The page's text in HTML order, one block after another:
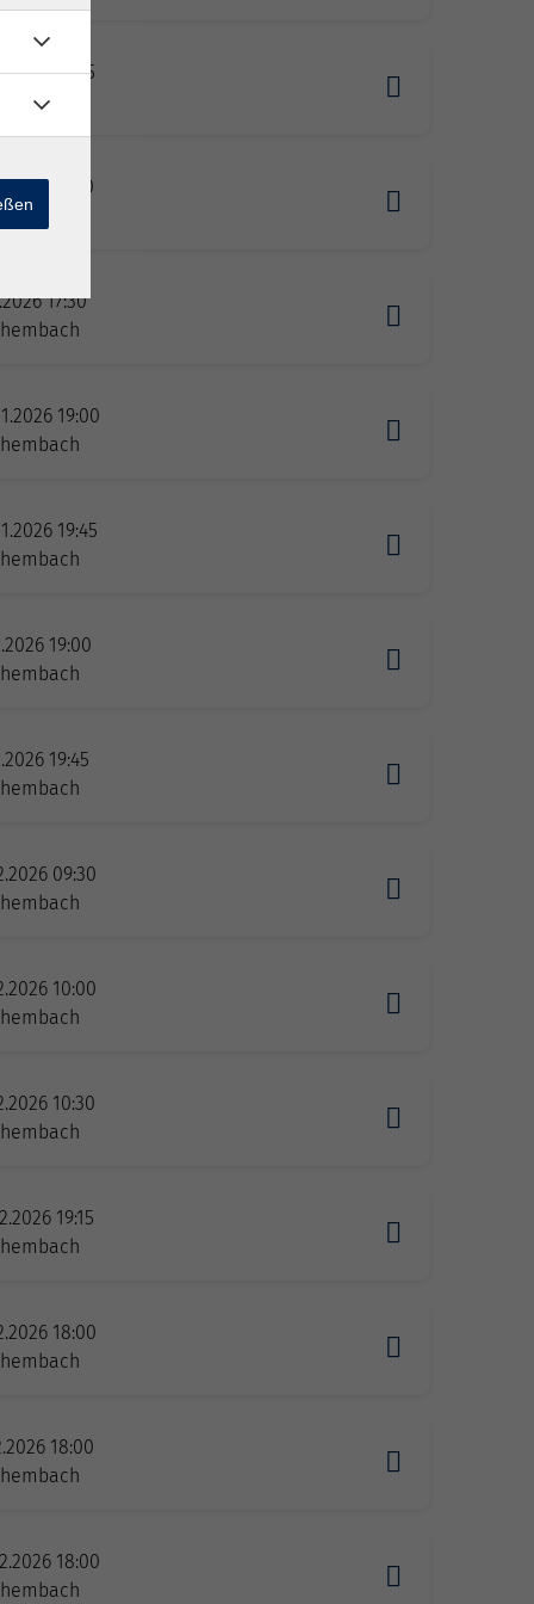
19:45
14:30
17:30
19:00
19:45
19:00
19:45
09:30
10:00
10:30
19:15
18:00
18:00
18:00